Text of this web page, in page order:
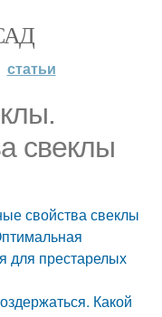
статьи
свеклы
свойства свеклы
для престарелых
Какой